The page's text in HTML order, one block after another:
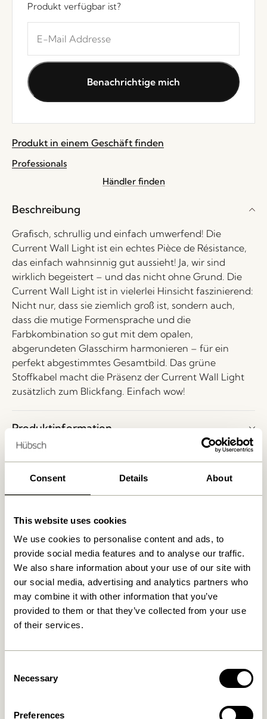
Consent Details About
This website uses cookies
We use cookies to personalise content and ads, to
provide social media features and to analyse our traffic.
We also share information about your use of our site with
our social media, advertising and analytics partners who
may combine it with other information that you’ve
provided to them or that they’ve collected from your use
of their services.
Selection
Necessary
Preferences
Produkt verfügbar ist?
Sie
Ihre
E-
Mail-
Adresse
sich
auf
die
dieses
Produkt
setzen
zu
lassen.
Benachrichtige mich
Produkt in einem Geschäft finden
Professionals
Händler finden
Beschreibung
Grafisch, schrullig und einfach umwerfend! Die
Current Wall Light ist ein echtes Pièce de Résistance,
das einfach wahnsinnig gut aussieht! Ja, wir sind
wirklich begeistert – und das nicht ohne Grund. Die
Current Wall Light ist in vielerlei Hinsicht faszinierend:
Nicht nur, dass sie ziemlich groß ist, sondern auch,
dass die mutige Formensprache und die
Farbkombination so gut mit dem opalen,
abgerundeten Glasschirm harmonieren – für ein
perfekt abgestimmtes Gesamtbild. Das grüne
Stoffkabel macht die Präsenz der Current Wall Light
zusätzlich zum Blickfang. Einfach wow!
Produktinformation
Lieferung und Rückgabe
Vereinbaren Sie einen Termin für einen Besuch in
unserem Showroom in Herning, Dänemark. Bitte
schreiben Sie anshop@hubsch-interior.comoder
rufen Sie unseren Kundenservice an+45 44 22 68 88.
Lieferung 1-4 Werktage
30 Tage Rückgaberecht